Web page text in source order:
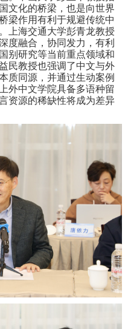
文化的桥梁，也是向世界
梁作用有利于规避传统中
上海交通大学彭青龙教授
度融合，协同发力，有利
别研究等当前重点领域和
民教授也强调了中文与外
质同源，并通过生动案例
外中文学院具备多语种留
资源的稀缺性将成为差异